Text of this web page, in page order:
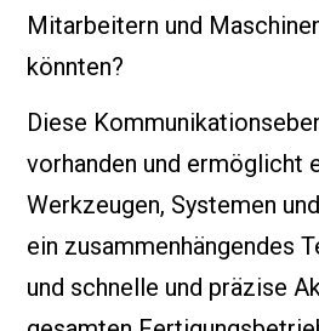
Mitarbeitern und
könnten?
Diese
vorhanden und ermöglicht
Werkzeugen, Systemen
ein zusammenhängendes
und schnelle und präzise